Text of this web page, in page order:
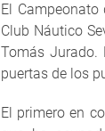
El
Club Náutico
Tomás Jurado.
puertas de los
El primero en